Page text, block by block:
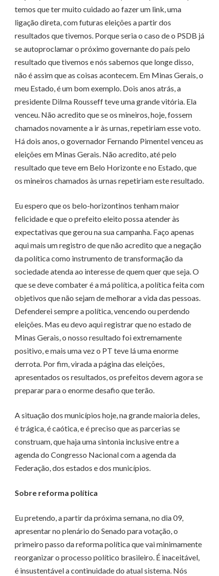
temos que ter muito cuidado ao fazer um link, uma
ligação direta, com futuras eleições a partir dos
resultados que tivemos. Porque seria o caso de o PSDB já
se autoproclamar o próximo governante do país pelo
resultado que tivemos e nós sabemos que longe disso,
não é assim que as coisas acontecem. Em Minas Gerais, o
meu Estado, é um bom exemplo. Dois anos atrás, a
presidente Dilma Rousseff teve uma grande vitória. Ela
venceu. Não acredito que se os mineiros, hoje, fossem
chamados novamente a ir às urnas, repetiriam esse voto.
Há dois anos, o governador Fernando Pimentel venceu as
eleições em Minas Gerais. Não acredito, até pelo
resultado que teve em Belo Horizonte e no Estado, que
os mineiros chamados às urnas repetiriam este resultado.
Eu espero que os belo-horizontinos tenham maior
felicidade e que o prefeito eleito possa atender às
expectativas que gerou na sua campanha. Faço apenas
aqui mais um registro de que não acredito que a negação
da política como instrumento de transformação da
sociedade atenda ao interesse de quem quer que seja. O
que se deve combater é a má política, a política feita com
objetivos que não sejam de melhorar a vida das pessoas.
Defenderei sempre a política, vencendo ou perdendo
eleições. Mas eu devo aqui registrar que no estado de
Minas Gerais, o nosso resultado foi extremamente
positivo, e mais uma vez o PT teve lá uma enorme
derrota. Por fim, virada a página das eleições,
apresentados os resultados, os prefeitos devem agora se
preparar para o enorme desafio que terão.
A situação dos municípios hoje, na grande maioria deles,
é trágica, é caótica, e é preciso que as parcerias se
construam, que haja uma sintonia inclusive entre a
agenda do Congresso Nacional com a agenda da
Federação, dos estados e dos municípios.
Sobre reforma política
Eu pretendo, a partir da próxima semana, no dia 09,
apresentar no plenário do Senado para votação, o
primeiro passo da reforma política que vai minimamente
reorganizar o processo político brasileiro. É inaceitável,
é insustentável a continuidade do atual sistema. Nós